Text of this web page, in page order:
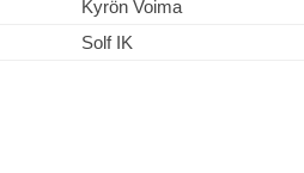
Kyrön Voima
Solf IK